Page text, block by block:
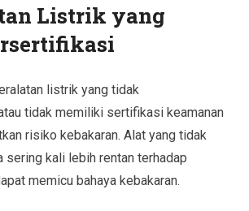
Listrik yang
listrik yang tidak
tidak memiliki sertifikasi keamanan
risiko kebakaran. Alat yang tidak
sering kali lebih rentan terhadap
memicu bahaya kebakaran.